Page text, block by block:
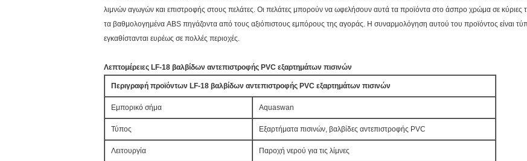
λιμνών αγωγών και επιστροφής στους πελάτες. Οι πελάτες μπορούν να ωφελήσουν αυτά τα προϊόντα στο άσπρο χρώμα σε κύριες
τα βαθμολογημένα ABS πηγάζοντα από τους αξιόπιστους εμπόρους της αγοράς. Η συναρμολόγηση αυτού του προϊόντος είναι
εγκαθίστανται ευρέως σε πολλές περιοχές.
Λεπτομέρειες LF-18 βαλβίδων αντεπιστροφής PVC εξαρτημάτων πισινών
Περιγραφή προϊόντων LF-18 βαλβίδων αντεπιστροφής PVC εξαρτημάτων πισινών
Εμπορικό σήμα Aquaswan
Τύπος Εξαρτήματα πισινών, βαλβίδες αντεπιστροφής PVC
Λειτουργία Παροχή νερού για τις λίμνες